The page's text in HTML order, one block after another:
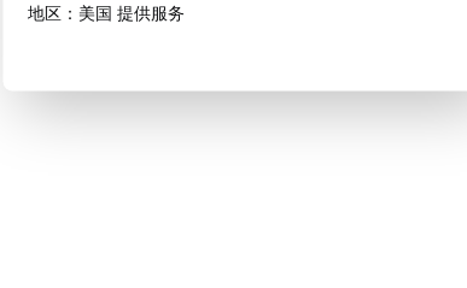
地区：美国 提供服务